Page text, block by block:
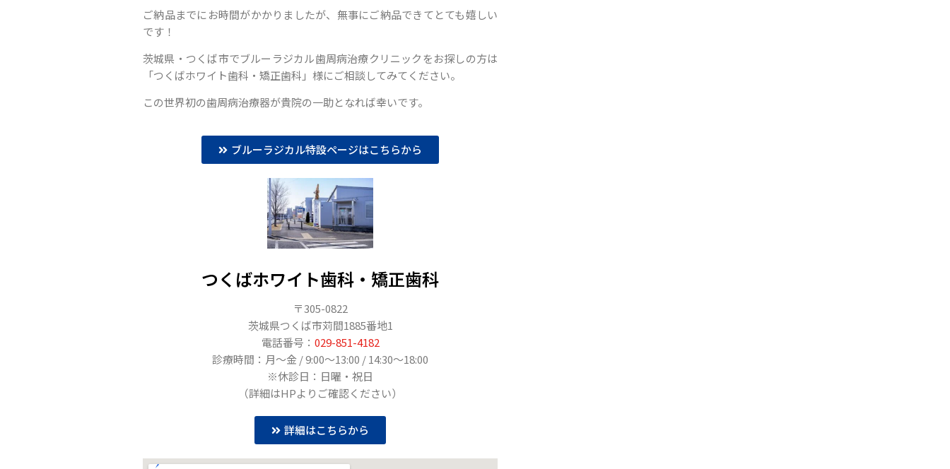
ご納品までにお時間がかかりましたが、無事にご納品できてとても嬉しい
です！
茨城県・つくば市でブルーラジカル歯周病治療クリニックをお探しの方は
「つくばホワイト歯科・矯正歯科」様にご相談してみてください。
この世界初の歯周病治療器が貴院の一助となれば幸いです。
ブルーラジカル特設ページはこちらから
つくばホワイト歯科・矯正歯科
〒305-0822
茨城県つくば市苅間1885番地1
電話番号： 029-851-4182
診療時間：月〜金 / 9:00〜13:00 / 14:30〜18:00
※休診日：日曜・祝日
（詳細はHPよりご確認ください）
詳細はこちらから